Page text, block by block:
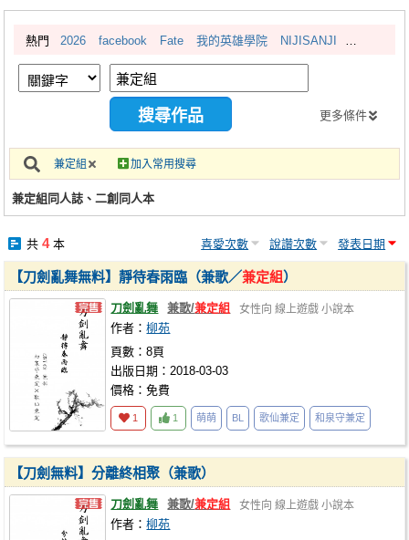
繪圖藝廊
交流中心
攤位轉讓區
會員中心
註冊會員
熱門 2026 facebook Fate 我的英雄學院 NIJISANJI
更多條件
兼定組 加入常用搜尋
兼定組同人誌、二創同人本
共 4本 喜愛次數 說讚次數 發表日期
【刀劍亂舞無料】靜待春雨臨（兼歌／兼定組）
刀劍亂舞 兼歌/兼定組 女性向 線上遊戲 小說本
作者：柳苑
頁數：8頁
出版日期：2018-03-03
價格：免費
1 1 萌萌 BL 歌仙兼定 和泉守兼定
【刀劍無料】分離終相聚（兼歌）
刀劍亂舞 兼歌/兼定組 女性向 線上遊戲 小說本
作者：柳苑